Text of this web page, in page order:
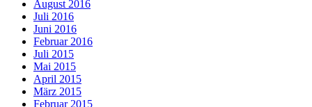
August 2016
Juli 2016
Juni 2016
Februar 2016
Juli 2015
Mai 2015
April 2015
März 2015
Februar 2015